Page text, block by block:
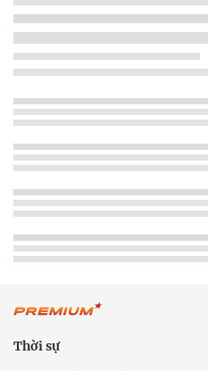
Thời sự